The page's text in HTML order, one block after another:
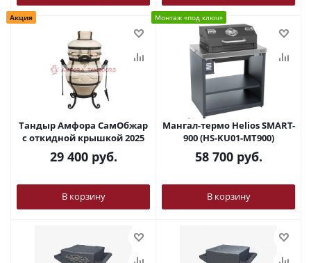
Акция
Тандыр Амфора СамОбжар
с откидной крышкой 2025
29 400руб.
В корзину
Монтаж «под ключ»
Мангал-термо Helios SMART-
900 (HS-KU01-MT900)
58 700руб.
В корзину